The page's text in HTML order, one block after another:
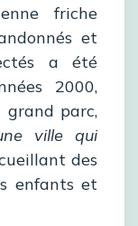
friche
et
a été
2000,
grand parc,
ville qui
des
enfants et